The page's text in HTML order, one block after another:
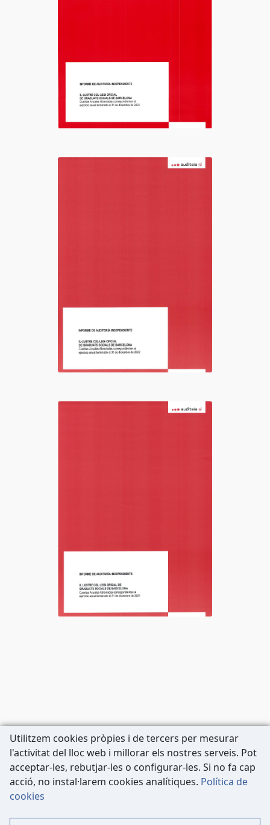
Carrer de Còrsega, 227
Tel: 933 63 33 80
Utilitzem cookies pròpies i de tercers per mesurar
l'activitat del lloc web i millorar els nostres serveis. Pot
acceptar-les, rebutjar-les o configurar-les. Si no fa cap
acció, no instal·larem cookies analítiques. Política de
cookies